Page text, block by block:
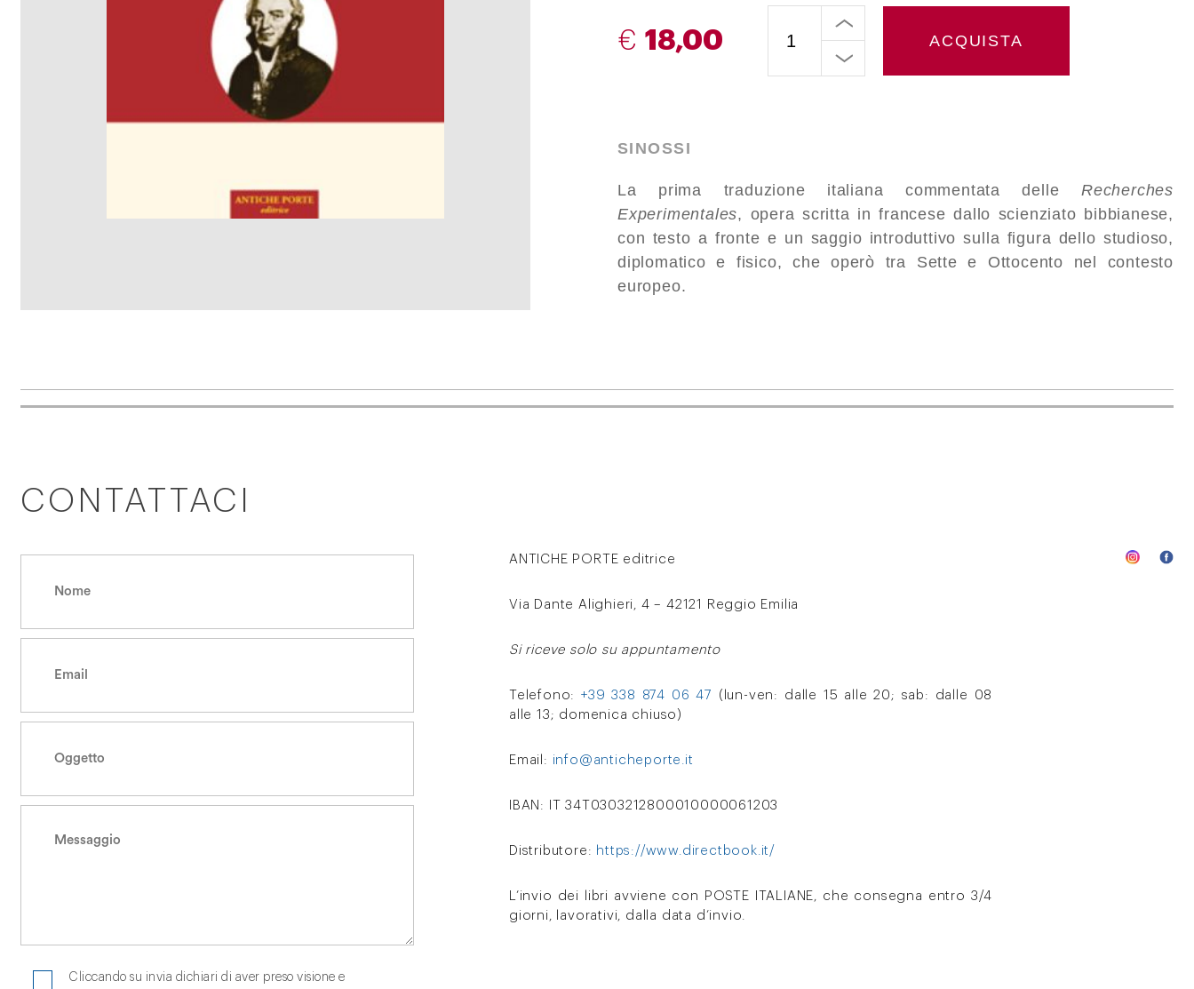
€ 18,00 ACQUISTA
SINOSSI
La prima traduzione italiana commentata delle Recherches
Experimentales, opera scritta in francese dallo scienziato bibbianese,
con testo a fronte e un saggio introduttivo sulla figura dello studioso,
diplomatico e fisico, che operò tra Sette e Ottocento nel contesto
europeo.
CONTATTACI
Cliccando su invia dichiari di aver preso visione e
ANTICHE PORTE editrice
Via Dante Alighieri, 4 – 42121 Reggio Emilia
Si riceve solo su appuntamento
Telefono:+39 338 874 06 47
(lun-ven: dalle 15 alle 20; sab: dalle 08
alle 13; domenica chiuso)
Email: info@anticheporte.it
IBAN: IT 34T0303212800010000061203
Distributore: https://www.directbook.it/
L’invio dei libri avviene con POSTE ITALIANE, che consegna entro 3/4
giorni, lavorativi, dalla data d’invio.